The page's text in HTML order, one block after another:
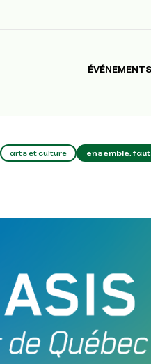
arts et culture ensemble,